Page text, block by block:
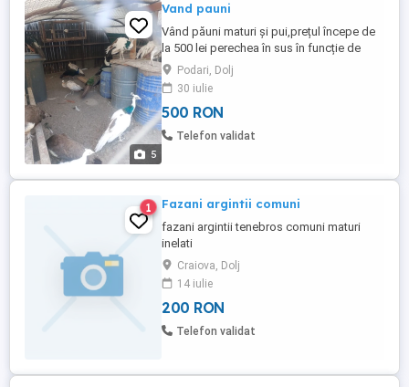
5
Vand pauni
Vând păuni maturi și pui,prețul începe de
la 500 lei perechea în sus în funcție de
vârstă și culoare!
Podari, Dolj
30 iulie
500 RON
Telefon validat
1 Fazani argintii comuni
fazani argintii tenebros comuni maturi
inelati
Craiova, Dolj
14 iulie
200 RON
Telefon validat